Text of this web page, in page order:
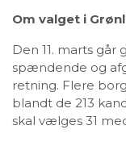
Om valget i
Den 11. marts
spændende og
retning. Flere
blandt de 213
skal vælges 31